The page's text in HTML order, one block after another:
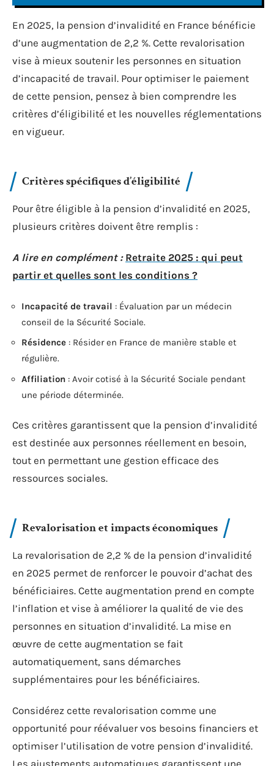
En 2025, la pension d’invalidité en France bénéficie
d’une augmentation de 2,2 %. Cette revalorisation
vise à mieux soutenir les personnes en situation
d’incapacité de travail. Pour optimiser le paiement
de cette pension, pensez à bien comprendre les
critères d’éligibilité et les nouvelles réglementations
en vigueur.
Critères spécifiques d’éligibilité
Pour être éligible à la pension d’invalidité en 2025,
plusieurs critères doivent être remplis :
A lire en complément : Retraite 2025 : qui peut
partir et quelles sont les conditions ?
Incapacité de travail : Évaluation par un médecin
conseil de la Sécurité Sociale.
Résidence : Résider en France de manière stable et
régulière.
Affiliation : Avoir cotisé à la Sécurité Sociale pendant
une période déterminée.
Ces critères garantissent que la pension d’invalidité
est destinée aux personnes réellement en besoin,
tout en permettant une gestion efficace des
ressources sociales.
Revalorisation et impacts économiques
La revalorisation de 2,2 % de la pension d’invalidité
en 2025 permet de renforcer le pouvoir d’achat des
bénéficiaires. Cette augmentation prend en compte
l’inflation et vise à améliorer la qualité de vie des
personnes en situation d’invalidité. La mise en
œuvre de cette augmentation se fait
automatiquement, sans démarches
supplémentaires pour les bénéficiaires.
Considérez cette revalorisation comme une
opportunité pour réévaluer vos besoins financiers et
optimiser l’utilisation de votre pension d’invalidité.
Les ajustements automatiques garantissent une